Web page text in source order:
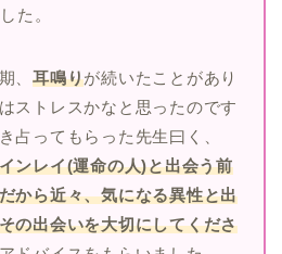
た。
、耳鳴りが続いたことがあり
ストレスかなと思ったのです
占ってもらった先生曰く、
ンレイ(運命の人)と出会う前
から近々、気になる異性と出
の出会いを大切にしてくださ